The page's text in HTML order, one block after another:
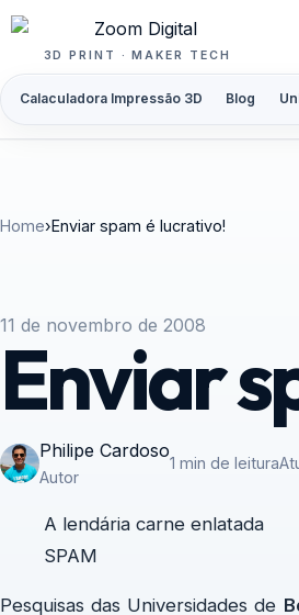
Pular para o conteúdo
3D PRINT · MAKER TECH
Calaculadora Impressão 3D Blog
Home›Enviar spam é lucrativo!
11 de novembro de 2008
Enviar
Philipe Cardoso
Autor
1 min de leitura
A lendária carne enlatada
SPAM
Pesquisas das Universidades de